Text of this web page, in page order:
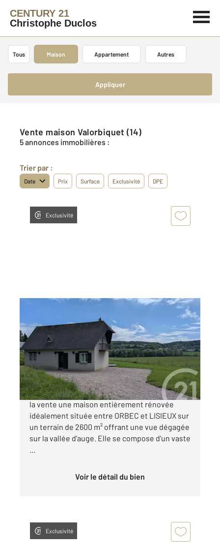
CENTURY 21
Christophe Duclos
Tous Maison Appartement Autres
Appliquer
Vente maison Valorbiquet (14)
5 annonces immobilières :
Trier par :
Date Prix Surface Exclusivité DPE
Exclusivité
99,60 m
, 5 pièces
Ref : 3275
Maison à vendre
239 500 €
Century 21 Christophe DUCLOS vous propose à
la vente une maison entièrement rénovée
idéalement située entre ORBEC et LISIEUX sur
un terrain de 2600 m² offrant une vue dégagée
sur la vallée d'auge. Elle se compose d'un vaste
...
Voir le détail du bien
Exclusivité